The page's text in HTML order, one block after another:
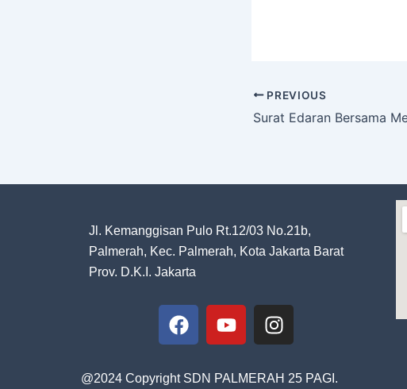
PREVIOUS
Jl. Kemanggisan Pulo Rt.12/03 No.21b,
Palmerah, Kec. Palmerah, Kota Jakarta Barat
Prov. D.K.I. Jakarta
F
a
e
Y
o
t
I
n
t
@2024 Copyright SDN PALMERAH 25 PAGI.